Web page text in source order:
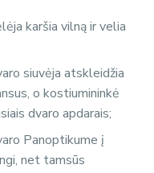
karšia vilną ir velia
siuvėja atskleidžia
o kostiumininkė
dvaro apdarais;
Panoptikume į
net tamsūs